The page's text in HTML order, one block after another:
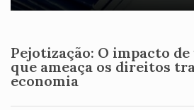
Pejotização: O impacto de
que ameaça os direitos
economia